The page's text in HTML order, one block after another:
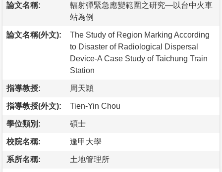
論文名稱:
輻射彈緊急應變範圍之研究—以台中火車
站為例
論文名稱(外文):
The Study of Region Marking According
to Disaster of Radiological Dispersal
Device-A Case Study of Taichung Train
Station
指導教授: 周天穎
指導教授(外文): Tien-Yin Chou
學位類別: 碩士
校院名稱: 逢甲大學
系所名稱: 土地管理所